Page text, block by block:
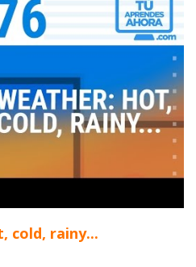
cold, rainy...